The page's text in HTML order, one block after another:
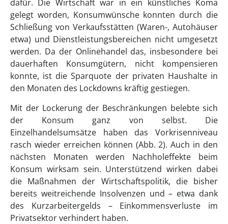
dafür. Die Wirtschaft war in ein künstliches Koma
gelegt worden, Konsumwünsche konnten durch die
Schließung von Verkaufsstätten (Waren-, Autohäuser
etwa) und Dienstleistungsbereichen nicht umgesetzt
werden. Da der Onlinehandel das, insbesondere bei
dauerhaften Konsumgütern, nicht kompensieren
konnte, ist die Sparquote der privaten Haushalte in
den Monaten des Lockdowns kräftig gestiegen.
Mit der Lockerung der Beschränkungen belebte sich
der Konsum ganz von selbst. Die
Einzelhandelsumsätze haben das Vorkrisenniveau
rasch wieder erreichen können (Abb. 2). Auch in den
nächsten Monaten werden Nachholeffekte beim
Konsum wirksam sein. Unterstützend wirken dabei
die Maßnahmen der Wirtschaftspolitik, die bisher
bereits weitreichende Insolvenzen und – etwa dank
des Kurzarbeitergelds – Einkommensverluste im
Privatsektor verhindert haben.